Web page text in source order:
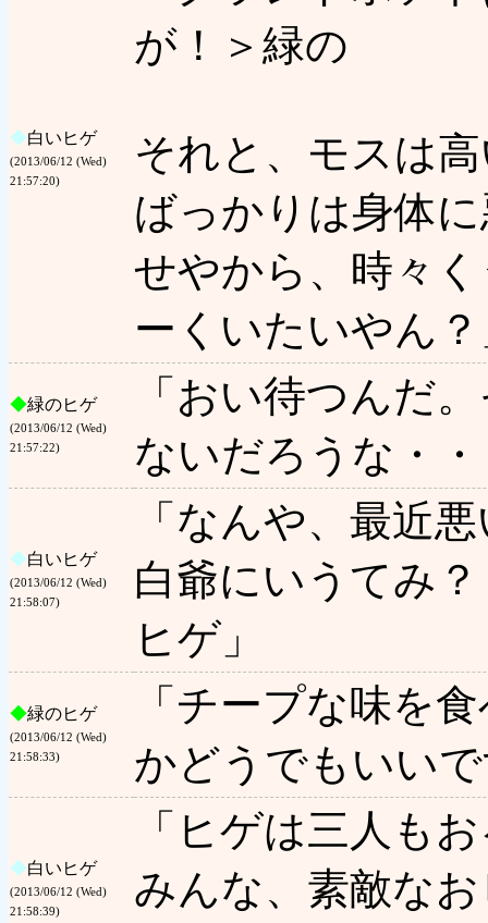
◆白いヒゲ
(2013/06/12 (Wed)
21:57:20)
が！＞緑の
それと、モスは
ばっかりは身体
せやから、時々
ーくいたいやん
◆緑のヒゲ
(2013/06/12 (Wed)
21:57:22)
「おい待つんだ
ないだろうな・
◆白いヒゲ
(2013/06/12 (Wed)
21:58:07)
「なんや、最近
白爺にいうてみ
ヒゲ」
◆緑のヒゲ
(2013/06/12 (Wed)
21:58:33)
「チープな味を
かどうでもいい
◆白いヒゲ
(2013/06/12 (Wed)
21:58:39)
「ヒゲは三人も
みんな、素敵な